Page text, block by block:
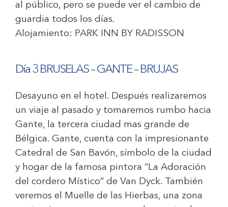
al público, pero se puede ver el cambio de
guardia todos los días.
Alojamiento: PARK INN BY RADISSON
Día 3 BRUSELAS – GANTE – BRUJAS
Desayuno en el hotel. Después realizaremos
un viaje al pasado y tomaremos rumbo hacia
Gante, la tercera ciudad mas grande de
Bélgica. Gante, cuenta con la impresionante
Catedral de San Bavón, símbolo de la ciudad
y hogar de la famosa pintora “La Adoración
del cordero Místico” de Van Dyck. También
veremos el Muelle de las Hierbas, una zona